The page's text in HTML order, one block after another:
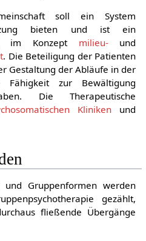
soll ein System
bieten und ist ein
im Konzept milieu-und
. Die Beteiligung der Patienten
Gestaltung der Abläufe in der
zur Bewältigung
Die Therapeutische
Klinikenund
Gruppenformen werden
gezählt,
fließende Übergänge